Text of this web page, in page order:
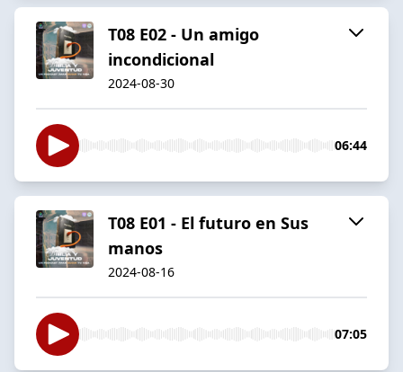
T08 E02 - Un amigo
incondicional
2024-08-30
06:44
T08 E01 - El futuro en Sus
manos
2024-08-16
07:05